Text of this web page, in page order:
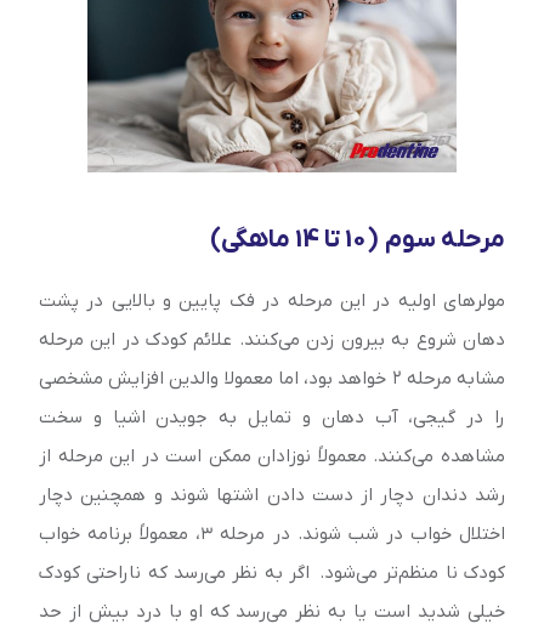
مرحله سوم (10 تا 14 ماهگی)
مولر‌‌های اولیه در این مرحله در فک پایین و بالایی در پشت
د‌هان شروع به بیرون زدن می‌کنند. علائم کودک در این مرحله
مشابه مرحله ۲ خواهد بود، اما معمولا والدین افزایش مشخصی
را در گیجی، آب د‌هان و تمایل به جویدن اشیا و سخت
مشاهده می‌کنند. معمولاً نوزادان ممکن است در این مرحله از
رشد دندان دچار از دست دادن اشتها شوند و همچنین دچار
اختلال خواب در شب شوند. در مرحله ۳، معمولاً برنامه خواب
کودک نا منظم‌تر می‌شود. اگر به نظر می‌رسد که ناراحتی کودک
خیلی شدید است یا به نظر می‌رسد که او با درد بیش از حد